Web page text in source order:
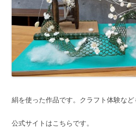
絹を使った作品です。クラフト体験など
公式サイトはこちらです。